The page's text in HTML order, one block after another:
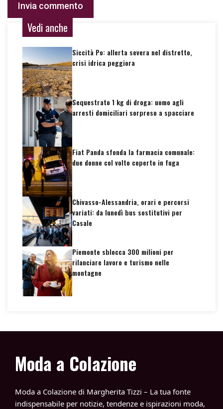
Vedi anche
Siccità Po: allerta severa nel distretto,
crisi idrica peggiora
Sequestrato 1 kg di droga: uomo agli
arresti domiciliari sorpreso a spacciare
Fiat Panda sfonda la farmacia comunale:
due donne col volto coperto in fuga
Chivasso-Alessandria, orari e percorsi
variati: da lunedì bus sostitutivi per
Casale
Piemonte sblocca 300 milioni per
rilanciare lavoro e turismo nelle
montagne
Moda a Colazione
Moda a Colazione di Margherita Tizzi – La tua fonte
indispensabile per notizie, tendenze e ispirazioni moda,